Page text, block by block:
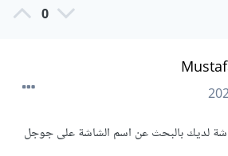
0
لديك بالبحث عن اسم الشاشة على جوجل